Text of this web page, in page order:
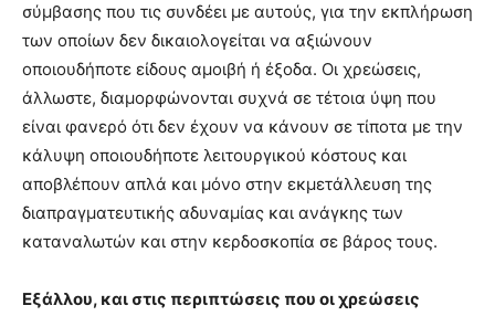
σύμβασης που τις συνδέει με αυτούς, για την εκπλήρωση
των οποίων δεν δικαιολογείται να αξιώνουν
οποιουδήποτε είδους αμοιβή ή έξοδα. Οι χρεώσεις,
άλλωστε, διαμορφώνονται συχνά σε τέτοια ύψη που
είναι φανερό ότι δεν έχουν να κάνουν σε τίποτα με την
κάλυψη οποιουδήποτε λειτουργικού κόστους και
αποβλέπουν απλά και μόνο στην εκμετάλλευση της
διαπραγματευτικής αδυναμίας και ανάγκης των
καταναλωτών και στην κερδοσκοπία σε βάρος τους.
Εξάλλου, και στις περιπτώσεις που οι χρεώσεις